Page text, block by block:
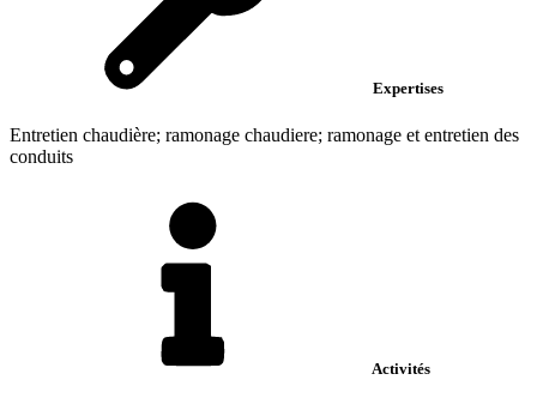
Expertises
Entretien chaudière; ramonage chaudiere; ramonage et entretien des
conduits
Activités